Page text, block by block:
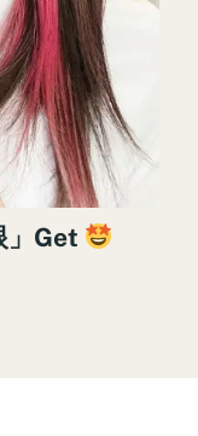
」Get